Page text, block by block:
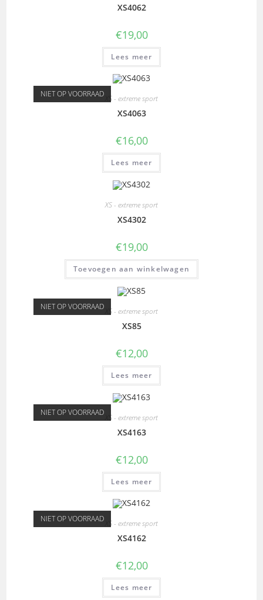
XS4062
€19,00
Lees meer
NIET OP VOORRAAD XS - extreme sport
XS4063
€16,00
Lees meer
XS - extreme sport
XS4302
€19,00
Toevoegen aan winkelwagen
NIET OP VOORRAAD XS - extreme sport
XS85
€12,00
Lees meer
NIET OP VOORRAAD XS - extreme sport
XS4163
€12,00
Lees meer
NIET OP VOORRAAD XS - extreme sport
XS4162
€12,00
Lees meer